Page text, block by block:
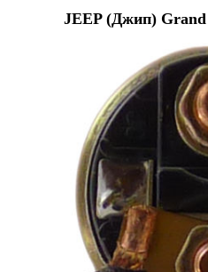
JEEP (Джип) Grand